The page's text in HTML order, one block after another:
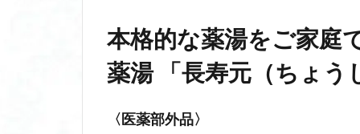
本格的な薬湯をご家庭
薬湯 「長寿元（ちょう
〈医薬部外品〉